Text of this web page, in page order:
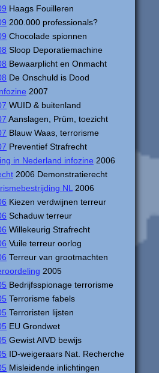
Haags Fouilleren
200.000 professionals?
Chocolade spionnen
Sloop Deporatiemachine
Bewaarplicht en Onmacht
De Onschuld is Dood
2007
WUID & buitenland
Aanslagen, Prüm, toezicht
Blauw Waas, terrorisme
Preventief Strafrecht
in Nederland infozine 2006
2006 Demonstratierecht
NL 2006
Kiezen verdwijnen terreur
Schaduw terreur
Willekeurig Strafrecht
Vuile terreur oorlog
Terreur van grootmachten
2005
Bedrijfsspionage terrorisme
Terrorisme fabels
Terroristen lijsten
EU Grondwet
Gewist AIVD bewijs
ID-weigeraars Nat. Recherche
Misleidende inlichtingen